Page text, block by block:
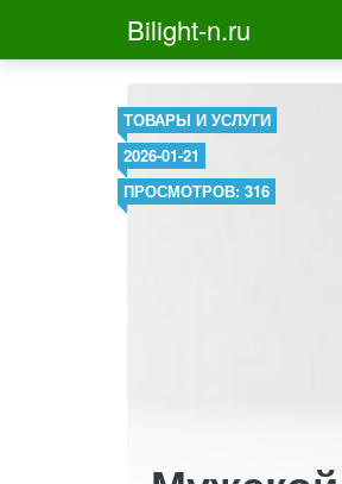
Bilight-n.ru
ТОВАРЫ И УСЛУГИ
2026-01-21
ПРОСМОТРОВ: 316